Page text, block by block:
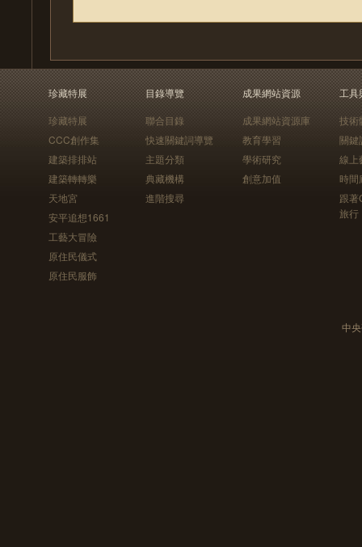
珍藏特展
珍藏特展
CCC創作集
建築排排站
建築轉轉樂
天地宮
安平追想1661
工藝大冒險
原住民儀式
原住民服飾
目錄導覽
聯合目錄
快速關鍵詞導覽
主題分類
典藏機構
進階搜尋
成果網站資源
成果網站資源庫
教育學習
學術研究
創意加值
工具
技術
關鍵
線上
時間
跟
旅行
中